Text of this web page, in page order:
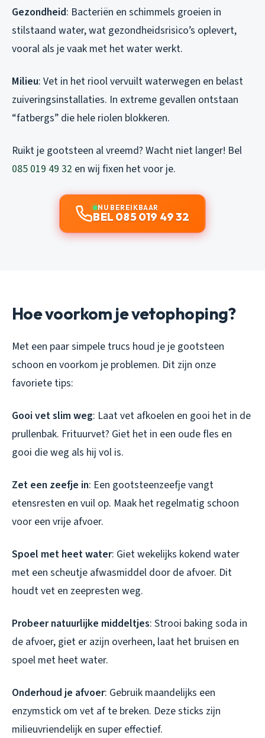
Gezondheid: Bacteriën en schimmels groeien in
stilstaand water, wat gezondheidsrisico’s oplevert,
vooral als je vaak met het water werkt.
Milieu: Vet in het riool vervuilt waterwegen en belast
zuiveringsinstallaties. In extreme gevallen ontstaan
“fatbergs” die hele riolen blokkeren.
Ruikt je gootsteen al vreemd? Wacht niet langer! Bel
085 019 49 32 en wij fixen het voor je.
NU BEREIKBAAR
BEL 085 019 49 32
Hoe voorkom je vetophoping?
Met een paar simpele trucs houd je je gootsteen
schoon en voorkom je problemen. Dit zijn onze
favoriete tips:
Gooi vet slim weg: Laat vet afkoelen en gooi het in de
prullenbak. Frituurvet? Giet het in een oude fles en
gooi die weg als hij vol is.
Zet een zeefje in: Een gootsteenzeefje vangt
etensresten en vuil op. Maak het regelmatig schoon
voor een vrije afvoer.
Spoel met heet water: Giet wekelijks kokend water
met een scheutje afwasmiddel door de afvoer. Dit
houdt vet en zeepresten weg.
Probeer natuurlijke middeltjes: Strooi baking soda in
de afvoer, giet er azijn overheen, laat het bruisen en
spoel met heet water.
Onderhoud je afvoer: Gebruik maandelijks een
enzymstick om vet af te breken. Deze sticks zijn
milieuvriendelijk en super effectief.